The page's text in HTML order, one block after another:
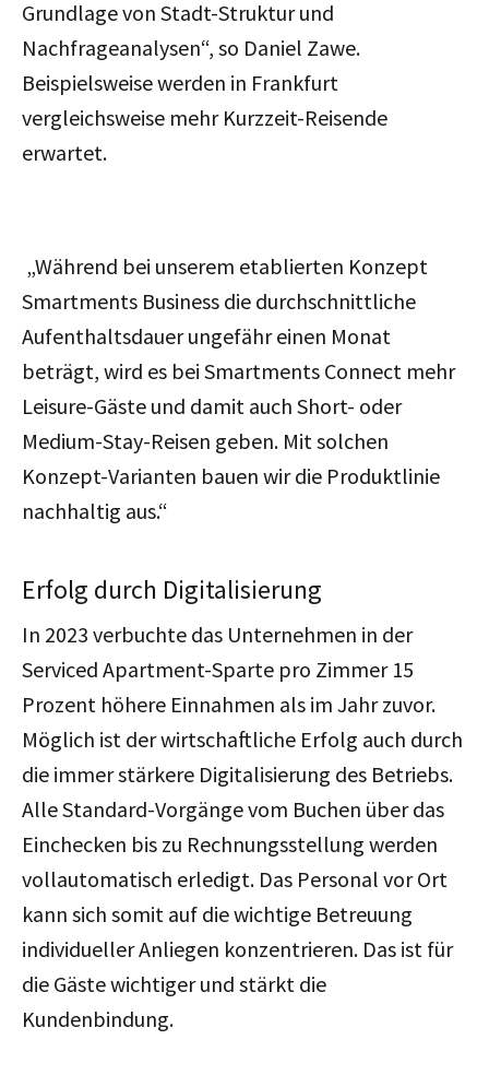
Grundlage von Stadt-Struktur und
Nachfrageanalysen“, so Daniel Zawe.
Beispielsweise werden in Frankfurt
vergleichsweise mehr Kurzzeit-Reisende
erwartet.
„Während bei unserem etablierten Konzept
Smartments Business die durchschnittliche
Aufenthaltsdauer ungefähr einen Monat
beträgt, wird es bei Smartments Connect mehr
Leisure-Gäste und damit auch Short- oder
Medium-Stay-Reisen geben. Mit solchen
Konzept-Varianten bauen wir die Produktlinie
nachhaltig aus.“
Erfolg durch Digitalisierung
In 2023 verbuchte das Unternehmen in der
Serviced Apartment-Sparte pro Zimmer 15
Prozent höhere Einnahmen als im Jahr zuvor.
Möglich ist der wirtschaftliche Erfolg auch durch
die immer stärkere Digitalisierung des Betriebs.
Alle Standard-Vorgänge vom Buchen über das
Einchecken bis zu Rechnungsstellung werden
vollautomatisch erledigt. Das Personal vor Ort
kann sich somit auf die wichtige Betreuung
individueller Anliegen konzentrieren. Das ist für
die Gäste wichtiger und stärkt die
Kundenbindung.